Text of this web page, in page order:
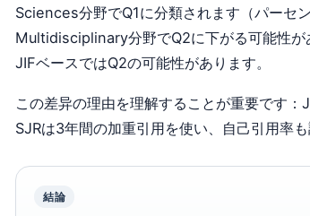
Sciences分野でQ1に分類されます（パーセ
Multidisciplinary分野でQ2に下がる可能性が
JIFベースではQ2の可能性があります。
この差异の理由を理解することが重要です：
SJRは3年間の加重引用を使い、自己引用率も
結論